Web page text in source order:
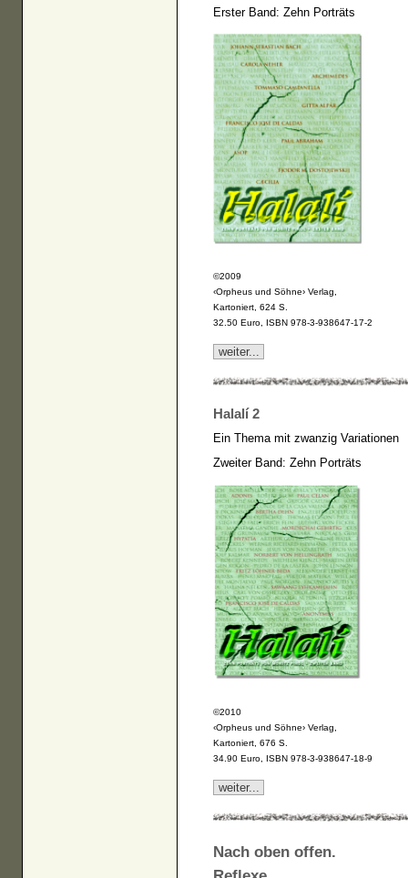
Erster Band: Zehn Porträts
©2009
‹Orpheus und Söhne› Verlag,
Kartoniert, 624 S.
32.50 Euro, ISBN 978-3-938647-17-2
weiter...
Halalí 2
Ein Thema mit zwanzig Variationen
Zweiter Band: Zehn Porträts
©2010
‹Orpheus und Söhne› Verlag,
Kartoniert, 676 S.
34.90 Euro, ISBN 978-3-938647-18-9
weiter...
Nach oben offen.